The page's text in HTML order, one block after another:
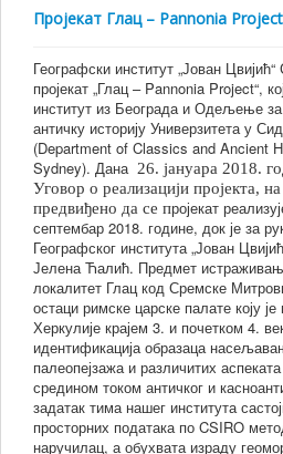
Пројекат Глац – Pannonia Project
Географски институт „Јован
пројекат „Глац – Pannonia Project“,
институт из Београда и Одељење за
античку историју Универзитета у
(Department of Classics and Ancient
Sydney). Дана 26. јануара 2018.
Уговор о реализацији пројекта, на
предвиђено да се пројекат
септембар 2018. године, док је за
Географског института „Јован
Јелена Ћалић. Предмет
локалитет Глац код Сремске
остаци римске царске палате коју
Херкулије крајем 3. и почетком 4.
идентификација образаца
палеопејзажа и различитих
средином током античког и
задатак тима нашег института
просторних података по CSIRO
наручилац, а обухвата израду